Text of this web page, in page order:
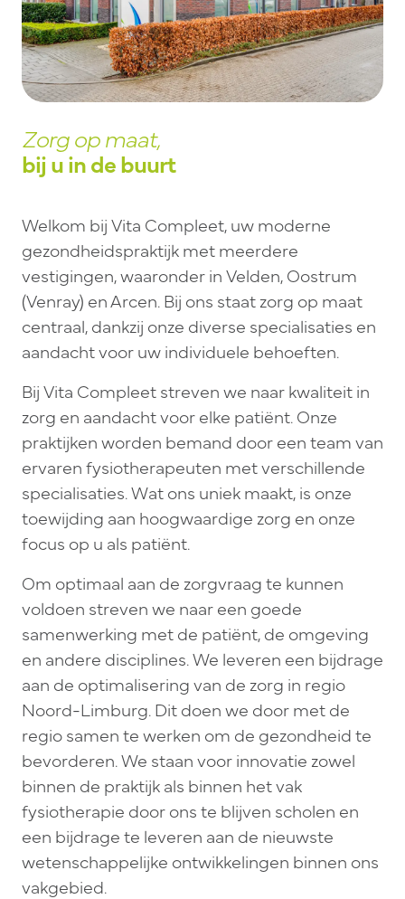
Zorg op maat,
bij u in de buurt
Welkom bij Vita Compleet, uw moderne
gezondheidspraktijk met meerdere
vestigingen, waaronder in Velden, Oostrum
(Venray) en Arcen. Bij ons staat zorg op maat
centraal, dankzij onze diverse specialisaties en
aandacht voor uw individuele behoeften.
Bij Vita Compleet streven we naar kwaliteit in
zorg en aandacht voor elke patiënt. Onze
praktijken worden bemand door een team van
ervaren fysiotherapeuten met verschillende
specialisaties. Wat ons uniek maakt, is onze
toewijding aan hoogwaardige zorg en onze
focus op u als patiënt.
Om optimaal aan de zorgvraag te kunnen
voldoen streven we naar een goede
samenwerking met de patiënt, de omgeving
en andere disciplines. We leveren een bijdrage
aan de optimalisering van de zorg in regio
Noord-Limburg. Dit doen we door met de
regio samen te werken om de gezondheid te
bevorderen. We staan voor innovatie zowel
binnen de praktijk als binnen het vak
fysiotherapie door ons te blijven scholen en
een bijdrage te leveren aan de nieuwste
wetenschappelijke ontwikkelingen binnen ons
vakgebied.